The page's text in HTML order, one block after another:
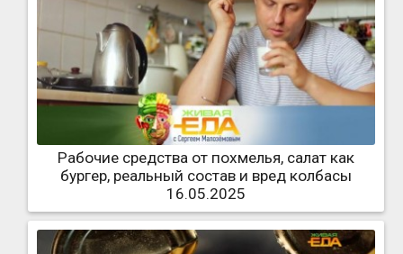
Рабочие средства от похмелья, салат как
бургер, реальный состав и вред колбасы
16.05.2025